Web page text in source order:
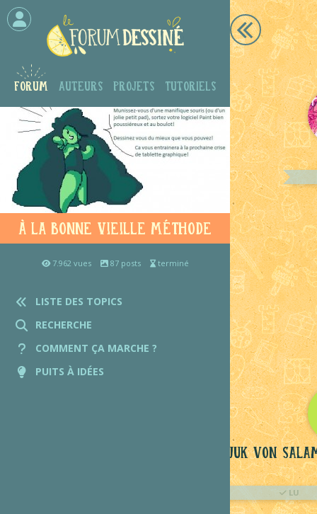
Forum Auteurs Projets Tutoriels
à la bonne vieille méthode
7.962 vues 87 posts terminé
LISTE DES TOPICS
RECHERCHE
COMMENT ÇA MARCHE ?
PUITS À IDÉES
Pijuk Von
LU